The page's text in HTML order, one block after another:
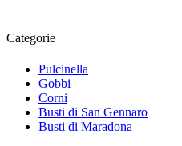
Categorie
Pulcinella
Gobbi
Corni
Busti di San Gennaro
Busti di Maradona